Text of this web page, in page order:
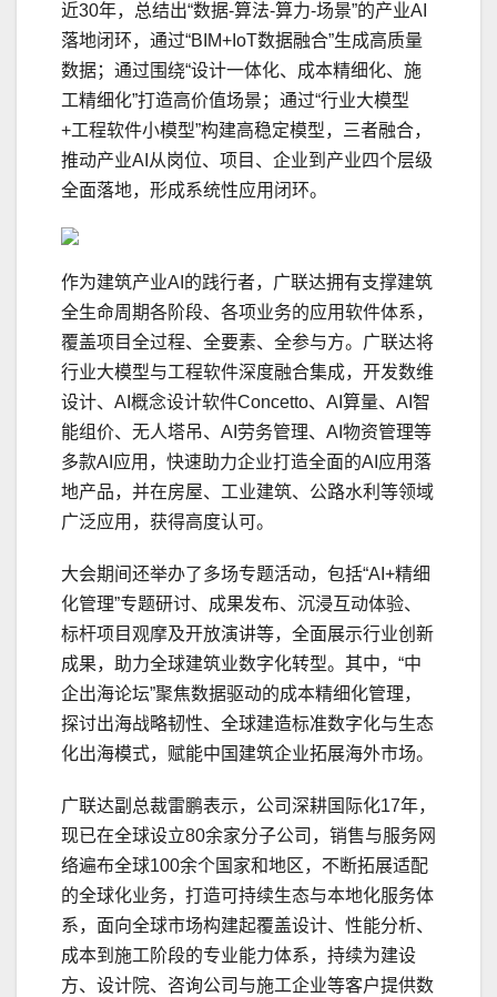
近30年，总结出“数据-算法-算力-场景”的产业AI
落地闭环，通过“BIM+IoT数据融合”生成高质量
数据；通过围绕“设计一体化、成本精细化、施
工精细化”打造高价值场景；通过“行业大模型
+工程软件小模型”构建高稳定模型，三者融合，
推动产业AI从岗位、项目、企业到产业四个层级
全面落地，形成系统性应用闭环。
作为建筑产业AI的践行者，广联达拥有支撑建筑
全生命周期各阶段、各项业务的应用软件体系，
覆盖项目全过程、全要素、全参与方。广联达将
行业大模型与工程软件深度融合集成，开发数维
设计、AI概念设计软件Concetto、AI算量、AI智
能组价、无人塔吊、AI劳务管理、AI物资管理等
多款AI应用，快速助力企业打造全面的AI应用落
地产品，并在房屋、工业建筑、公路水利等领域
广泛应用，获得高度认可。
大会期间还举办了多场专题活动，包括“AI+精细
化管理”专题研讨、成果发布、沉浸互动体验、
标杆项目观摩及开放演讲等，全面展示行业创新
成果，助力全球建筑业数字化转型。其中，“中
企出海论坛”聚焦数据驱动的成本精细化管理，
探讨出海战略韧性、全球建造标准数字化与生态
化出海模式，赋能中国建筑企业拓展海外市场。
广联达副总裁雷鹏表示，公司深耕国际化17年，
现已在全球设立80余家分子公司，销售与服务网
络遍布全球100余个国家和地区，不断拓展适配
的全球化业务，打造可持续生态与本地化服务体
系，面向全球市场构建起覆盖设计、性能分析、
成本到施工阶段的专业能力体系，持续为建设
方、设计院、咨询公司与施工企业等客户提供数